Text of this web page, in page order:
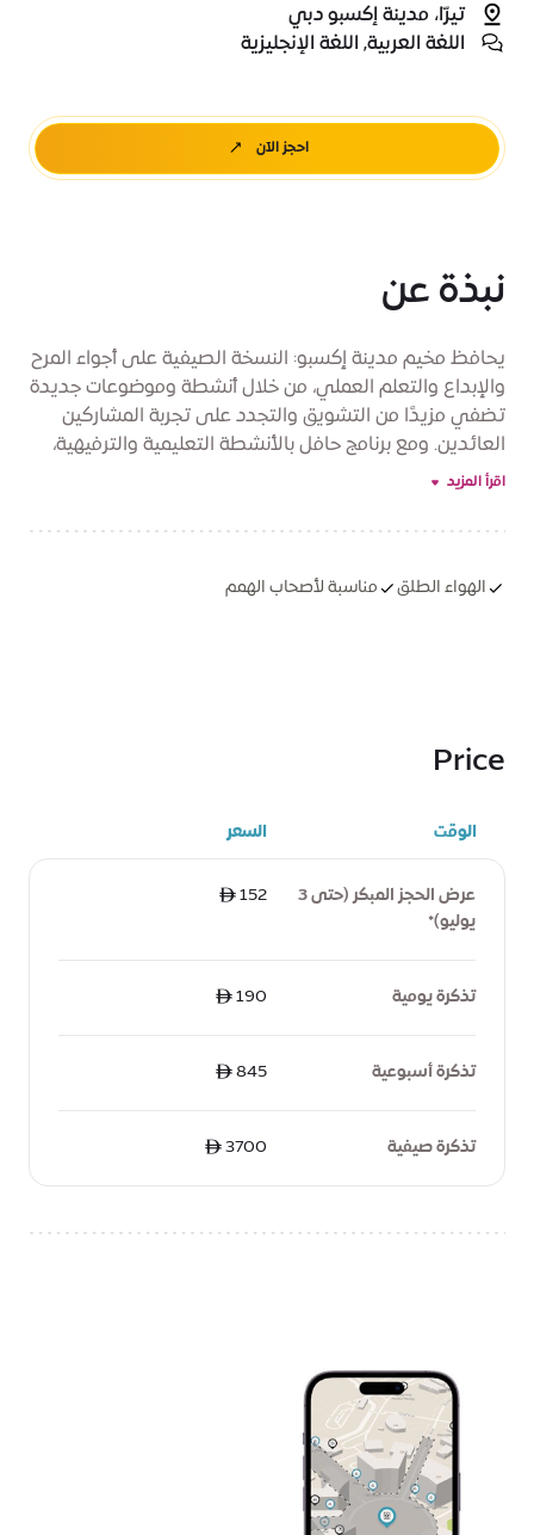
تيرّا، مدينة إكسبو دبي
اللغة العربية, اللغة الإنجليزية
احجز الآن
نبذة عن
يحافظ مخيم مدينة إكسبو: النسخة الصيفية على أجواء المرح
والإبداع والتعلم العملي، من خلال أنشطة وموضوعات جديدة
تضفي مزيدًا من التشويق والتجدد على تجربة المشاركين
العائدين. ومع برنامج حافل بالأنشطة التعليمية والترفيهية،
يتيح المخيم للأطفال فرصة إبقاء عقولهم نشطة طوال
والاستكشاف والتعلم العملي.
اقرأ المزيد
الهواء الطلق مناسبة لأصحاب الهمم
Price
الوقت السعر
عرض الحجز المبكر (حتى 3
يوليو)*
ê 152
تذكرة يومية ê 190
تذكرة أسبوعية ê 845
تذكرة صيفية ê 3700